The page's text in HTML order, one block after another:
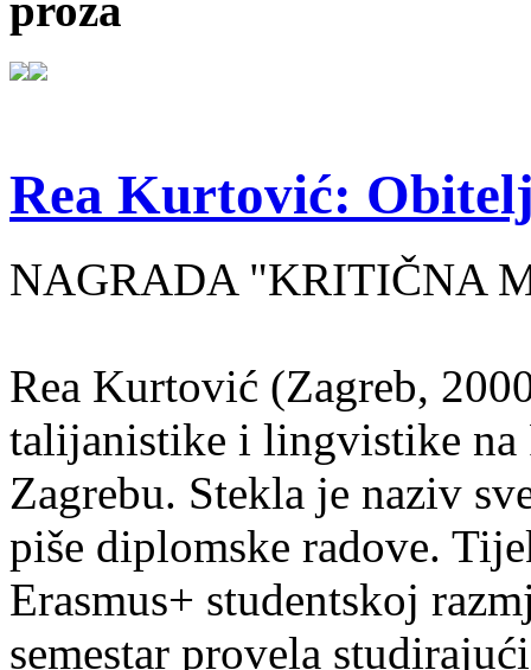
Rea Kurtović:
NAGRADA "KRITIČNA
Rea Kurtović (Zagreb,
talijanistike i lingvistike
Zagrebu. Stekla je naziv
piše diplomske radove.
Erasmus+ studentskoj
semestar provela